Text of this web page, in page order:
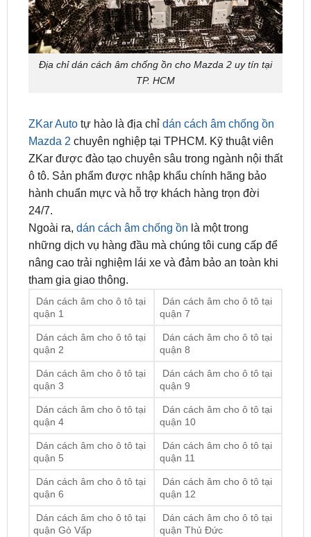
Địa chỉ dán cách âm chống ồn cho Mazda 2 uy tín tại
TP. HCM
tự hào là địa chỉdán cách âm chống ồn
ZKar được đào tạo chuyên sâu trong ngành nội thất
ô tô. Sản phẩm được nhập khẩu chính hãng bảo
hành chuẩn mực và hỗ trợ khách hàng trọn đời
24/7.
Ngoài ra,dán cách âm chống ồnlà một trong
những dịch vụ hàng đầu mà chúng tôi cung cấp để
nâng cao trải nghiệm lái xe và đảm bảo an toàn khi
tham gia giao thông.
Dán cách âm cho ô tô tại
quận 1
Dán cách âm cho ô tô tại
Dán cách âm cho ô tô tại
quận 2
Dán cách âm cho ô tô tại
quận 8
Dán cách âm cho ô tô tại
quận 3
Dán cách âm cho ô tô tại
quận 9
Dán cách âm cho ô tô tại
quận 4
Dán cách âm cho ô tô tại
quận 10
Dán cách âm cho ô tô tại
quận 5
Dán cách âm cho ô tô tại
quận 11
Dán cách âm cho ô tô tại
quận 6
Dán cách âm cho ô tô tại
quận 12
Dán cách âm cho ô tô tại
quận Gò Vấp
Dán cách âm cho ô tô tại
quận Thủ Đức
Dán cách âm cho ô tô tại
quận Tân Bình
Dán cách âm cho ô tô tại
quận Bình Tân